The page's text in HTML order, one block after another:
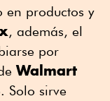
en productos y
, además, el
por
Walmart
Solo sirve